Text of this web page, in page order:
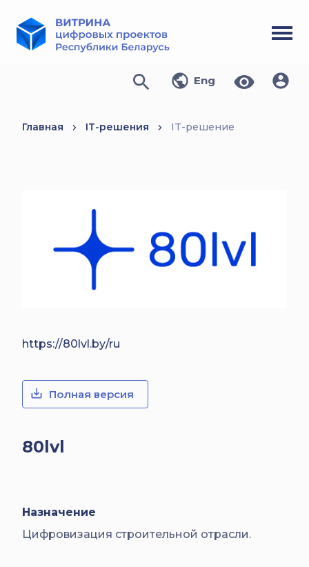
Eng
Главная IT-решения IT-решение
80lvl
Назначение
Цифровизация строительной отрасли.
https://80lvl.by/ru
Полная версия